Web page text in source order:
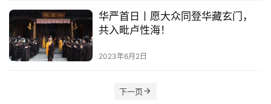
佛
教
艺
术
华严首日丨愿大众同登华藏玄门，
共入毗卢性海！
2023年6月2日
下一页